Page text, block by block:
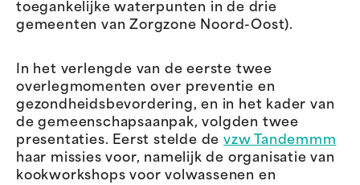
toegankelijke waterpunten in de drie
gemeenten van Zorgzone Noord-Oost).
In het verlengde van de eerste twee
overlegmomenten over preventie en
gezondheidsbevordering, en in het kader van
de gemeenschapsaanpak, volgden twee
presentaties. Eerst stelde devzw Tandemmm
haar missies voor, namelijk de organisatie van
kookworkshops voor volwassenen en